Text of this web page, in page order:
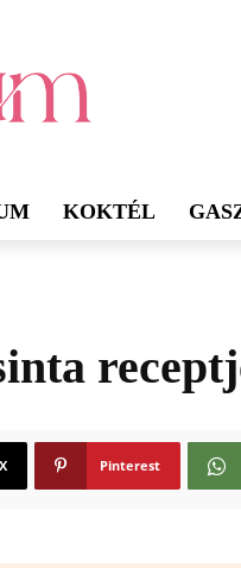
KOKTÉL
X Pinterest